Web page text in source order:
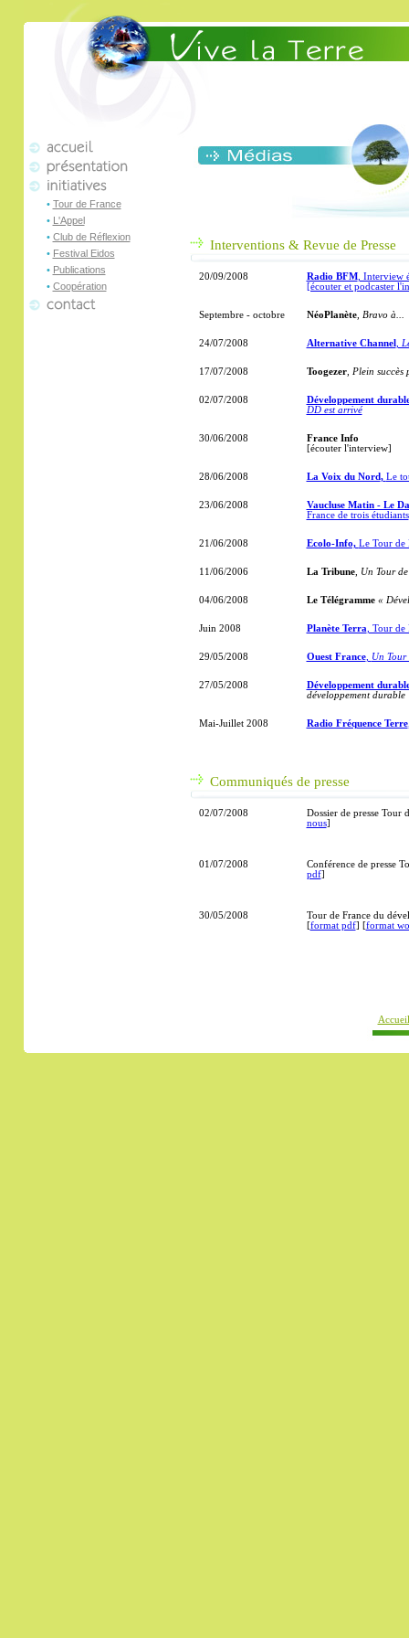
• Tour de France
• L'Appel
• Club de Réflexion
• Festival Eidos
• Publications
• Coopération
Interventions & Revue de Presse
20/09/2008 Radio BFM, Interview
[écouter et podcaster
Septembre - octobre NéoPlanète, Bravo à...
24/07/2008 Alternative Channel ,
17/07/2008 Toogezer, Plein succès
02/07/2008
Développement
DD est arrivé
30/06/2008
France Info
[écouter l'interview]
28/06/2008 La Voix du Nord, Le
23/06/2008
Vaucluse Matin - Le
France de trois étudiants
21/06/2008 Ecolo-Info, Le Tour de
11/06/2006 La Tribune, Un Tour
04/06/2008 Le Télégramme «
Juin 2008 Planète Terra , Tour
29/05/2008 Ouest France, Un Tour
27/05/2008
Développement
développement durable
Mai-Juillet 2008 Radio Fréquence Terre
Communiqués de presse
02/07/2008
Dossier de presse Tour
nous]
01/07/2008
Conférence de presse
pdf]
30/05/2008
Tour de France du
[format pdf] [format
Accueil